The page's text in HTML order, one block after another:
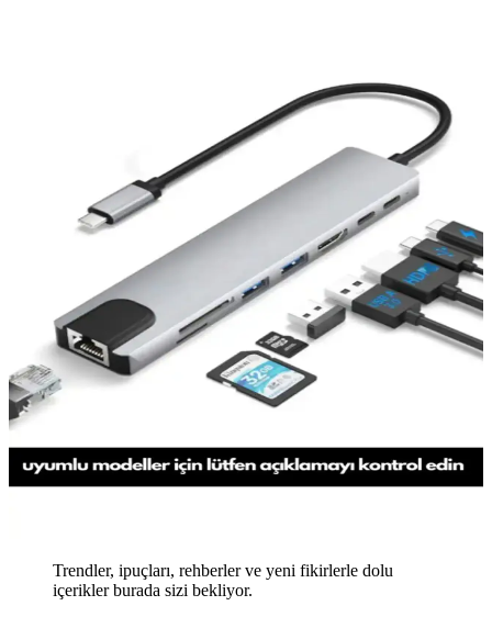
Trendler, ipuçları, rehberler ve yeni fikirlerle dolu
içerikler burada sizi bekliyor.